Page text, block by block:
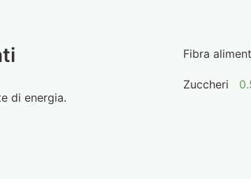
di energia.
Fibra
Zuccheri